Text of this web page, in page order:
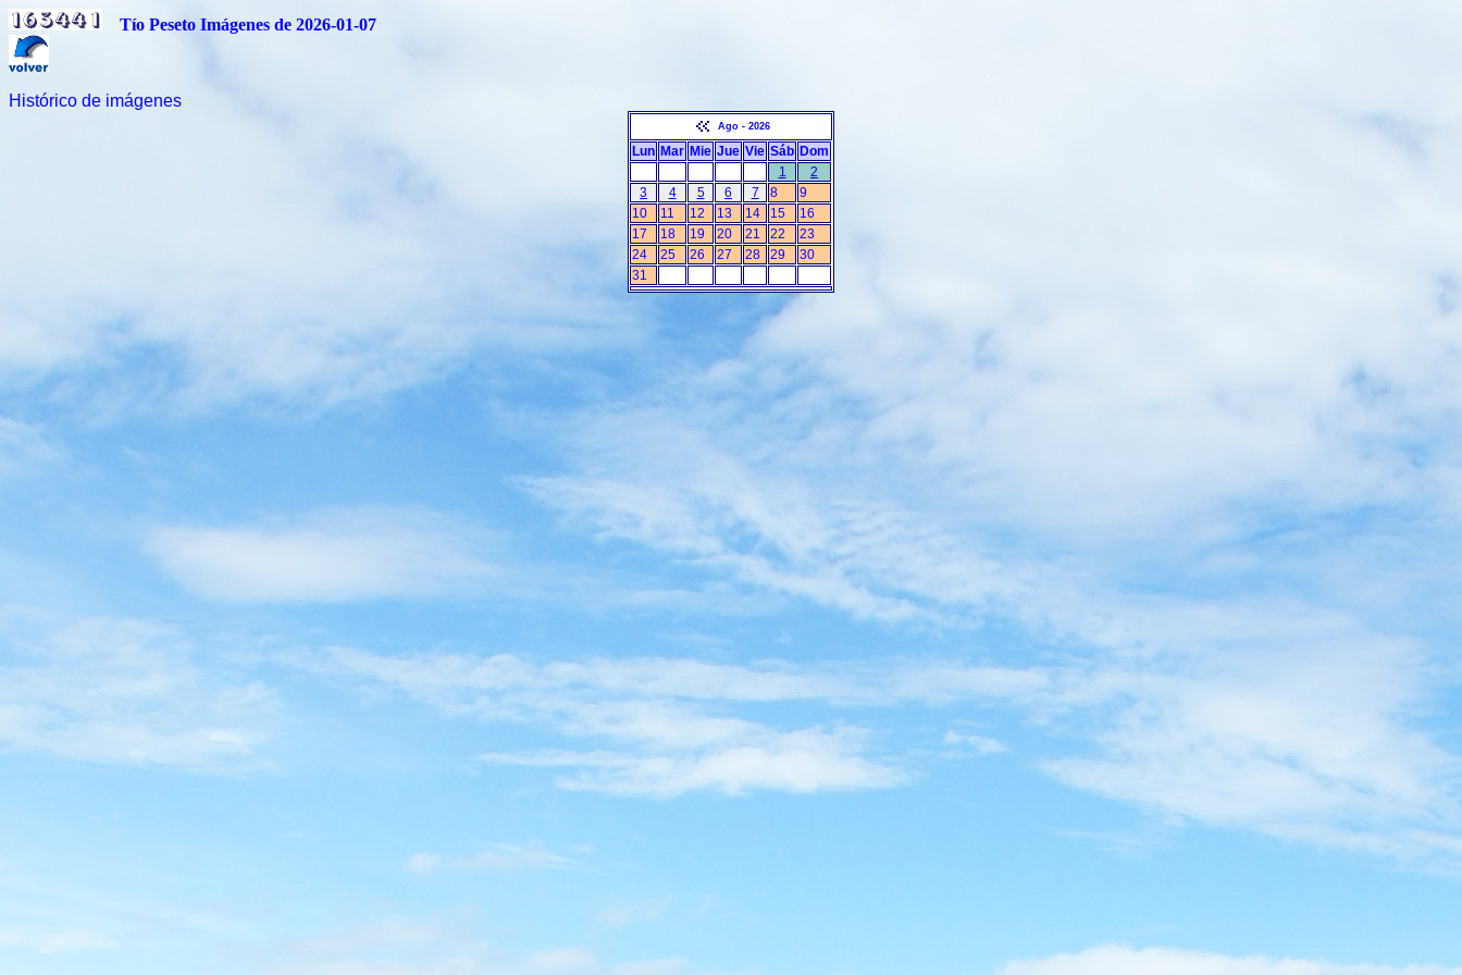
Tío Peseto Imágenes de 2026-01-07
Histórico de imágenes
Ago - 2026
Lun Mar Mie Jue Vie Sáb Dom
1
2
3
4 5 6 7 8
9
10
11 12 13 14 15
16
17
18 19 20 21 22
23
24
25 26 27 28 29
30
31